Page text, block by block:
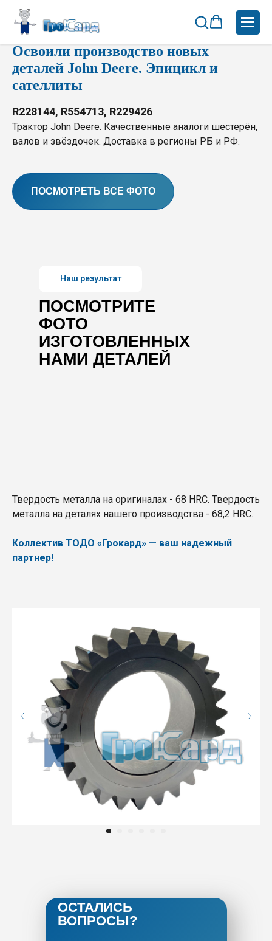
Освоили производство новых
деталей John Deere. Эпицикл и
сателлиты
R228144, R554713, R229426
Трактор John Deere. Качественные аналоги шестерён,
валов и звёздочек. Доставка в регионы РБ и РФ.
ПОСМОТРЕТЬ ВСЕ ФОТО
ПОСМОТРИТЕ
ФОТО
ИЗГОТОВЛЕННЫХ
НАМИ ДЕТАЛЕЙ
Наш результат
Твердость металла на оригиналах - 68 HRC. Твердость
металла на деталях нашего производства - 68,2 HRC.
Коллектив ТОДО «Грокард» — ваш надежный
партнер!
ОСТАЛИСЬ
ВОПРОСЫ?